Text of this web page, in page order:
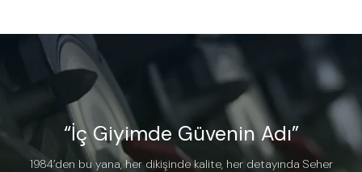
“İç Giyimde Güvenin Adı”
1984’den bu yana, her dikişinde kalite, her detayında Seher